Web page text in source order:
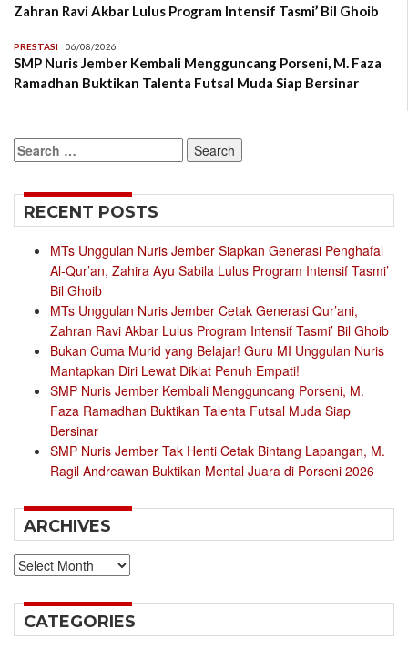
Zahran Ravi Akbar Lulus Program Intensif Tasmi’ Bil Ghoib
PRESTASI 06/08/2026
SMP Nuris Jember Kembali Mengguncang Porseni, M. Faza
Ramadhan Buktikan Talenta Futsal Muda Siap Bersinar
Search
for:
RECENT POSTS
MTs Unggulan Nuris Jember Siapkan Generasi Penghafal
Al-Qur’an, Zahira Ayu Sabila Lulus Program Intensif Tasmi’
Bil Ghoib
MTs Unggulan Nuris Jember Cetak Generasi Qur’ani,
Zahran Ravi Akbar Lulus Program Intensif Tasmi’ Bil Ghoib
Bukan Cuma Murid yang Belajar! Guru MI Unggulan Nuris
Mantapkan Diri Lewat Diklat Penuh Empati!
SMP Nuris Jember Kembali Mengguncang Porseni, M.
Faza Ramadhan Buktikan Talenta Futsal Muda Siap
Bersinar
SMP Nuris Jember Tak Henti Cetak Bintang Lapangan, M.
Ragil Andreawan Buktikan Mental Juara di Porseni 2026
ARCHIVES
Archives
CATEGORIES